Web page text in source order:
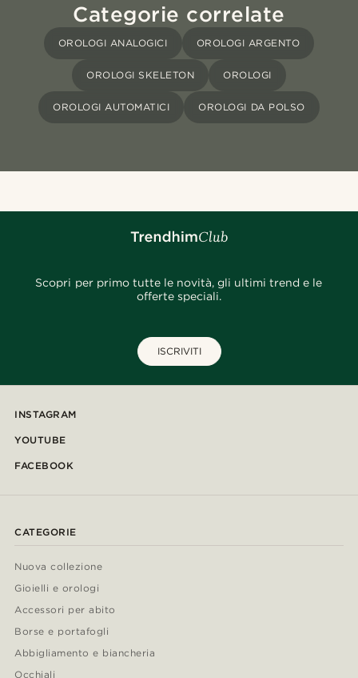
Categorie correlate
OROLOGI ANALOGICI OROLOGI ARGENTO
OROLOGI SKELETON OROLOGI
OROLOGI AUTOMATICI OROLOGI DA POLSO
Scopri per primo tutte le novità, gli ultimi trend e le
offerte speciali.
ISCRIVITI
INSTAGRAM
YOUTUBE
FACEBOOK
CATEGORIE
Nuova collezione
Gioielli e orologi
Accessori per abito
Borse e portafogli
Abbigliamento e biancheria
Occhiali